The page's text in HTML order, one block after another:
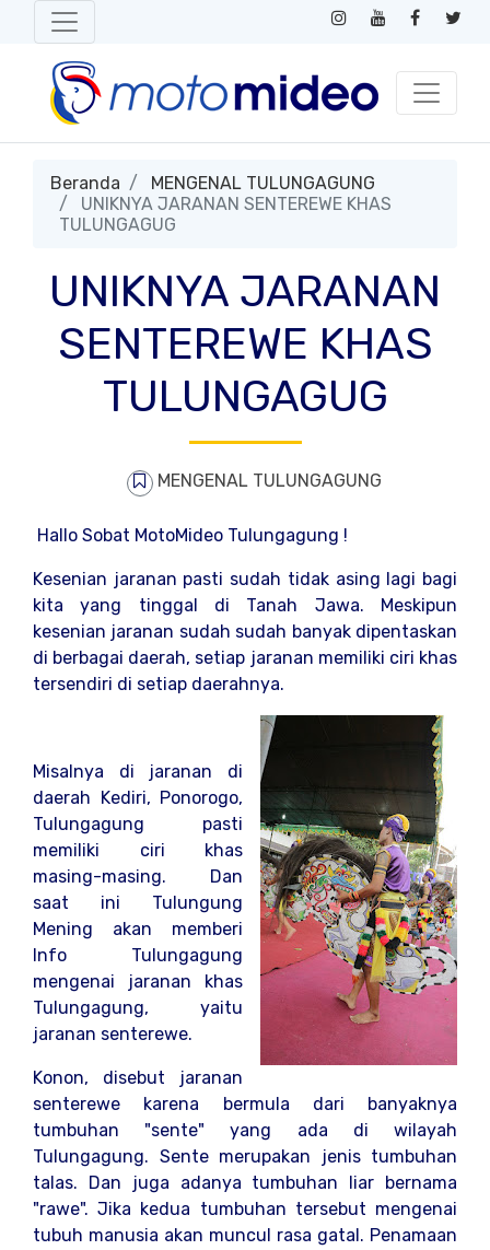
Beranda
MENGENAL TULUNGAGUNG
UNIKNYA JARANAN SENTEREWE KHAS
TULUNGAGUG
UNIKNYA JARANAN
SENTEREWE KHAS
TULUNGAGUG
MENGENAL TULUNGAGUNG
Hallo Sobat MotoMideo Tulungagung !
Kesenian jaranan pasti sudah tidak asing lagi bagi
kita yang tinggal di Tanah Jawa. Meskipun
kesenian jaranan sudah sudah banyak dipentaskan
di berbagai daerah, setiap jaranan memiliki ciri khas
tersendiri di setiap daerahnya.
Misalnya di jaranan di
daerah Kediri, Ponorogo,
Tulungagung pasti
memiliki ciri khas
masing-masing. Dan
saat ini Tulungung
Mening akan memberi
Info Tulungagung
mengenai jaranan khas
Tulungagung, yaitu
jaranan senterewe.
Konon, disebut jaranan
senterewe karena bermula dari banyaknya
tumbuhan "sente" yang ada di wilayah
Tulungagung. Sente merupakan jenis tumbuhan
talas. Dan juga adanya tumbuhan liar bernama
"rawe". Jika kedua tumbuhan tersebut mengenai
tubuh manusia akan muncul rasa gatal. Penamaan